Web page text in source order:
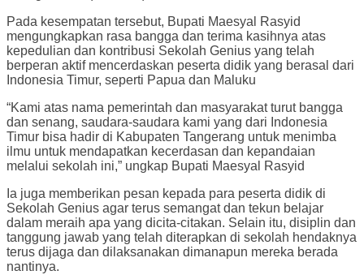
Pada kesempatan tersebut, Bupati Maesyal Rasyid
mengungkapkan rasa bangga dan terima kasihnya atas
kepedulian dan kontribusi Sekolah Genius yang telah
berperan aktif mencerdaskan peserta didik yang berasal dari
Indonesia Timur, seperti Papua dan Maluku
“Kami atas nama pemerintah dan masyarakat turut bangga
dan senang, saudara-saudara kami yang dari Indonesia
Timur bisa hadir di Kabupaten Tangerang untuk menimba
ilmu untuk mendapatkan kecerdasan dan kepandaian
melalui sekolah ini,” ungkap Bupati Maesyal Rasyid
Ia juga memberikan pesan kepada para peserta didik di
Sekolah Genius agar terus semangat dan tekun belajar
dalam meraih apa yang dicita-citakan. Selain itu, disiplin dan
tanggung jawab yang telah diterapkan di sekolah hendaknya
terus dijaga dan dilaksanakan dimanapun mereka berada
nantinya.